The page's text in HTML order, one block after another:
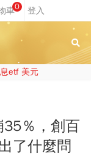
0
etf 美元
％，創百
了什麼問